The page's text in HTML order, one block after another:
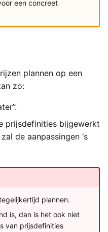
een concreet
plannen op een
zo:
prijsdefinities bijgewerkt
de aanpassingen ‘s
plannen.
is, dan is het ook niet
van prijsdefinities